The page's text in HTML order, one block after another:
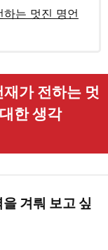
는 멋진 명언
가 전하는 멋
한 생각
겨뤄 보고 싶